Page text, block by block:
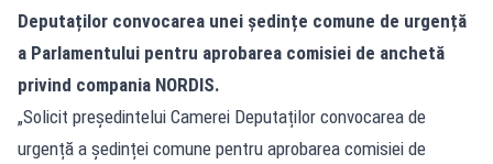
Deputaților convocarea unei ședințe comune de urgență
a Parlamentului pentru aprobarea comisiei de anchetă
privind compania NORDIS.
„Solicit președintelui Camerei Deputaților convocarea de
urgență a ședinței comune pentru aprobarea comisiei de